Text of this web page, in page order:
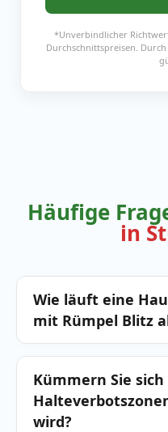
*Unverbindlicher
Durchschnittspreisen.
Häufige
in
Wie läuft eine
mit Rümpel Blitz
Kümmern Sie
wird?